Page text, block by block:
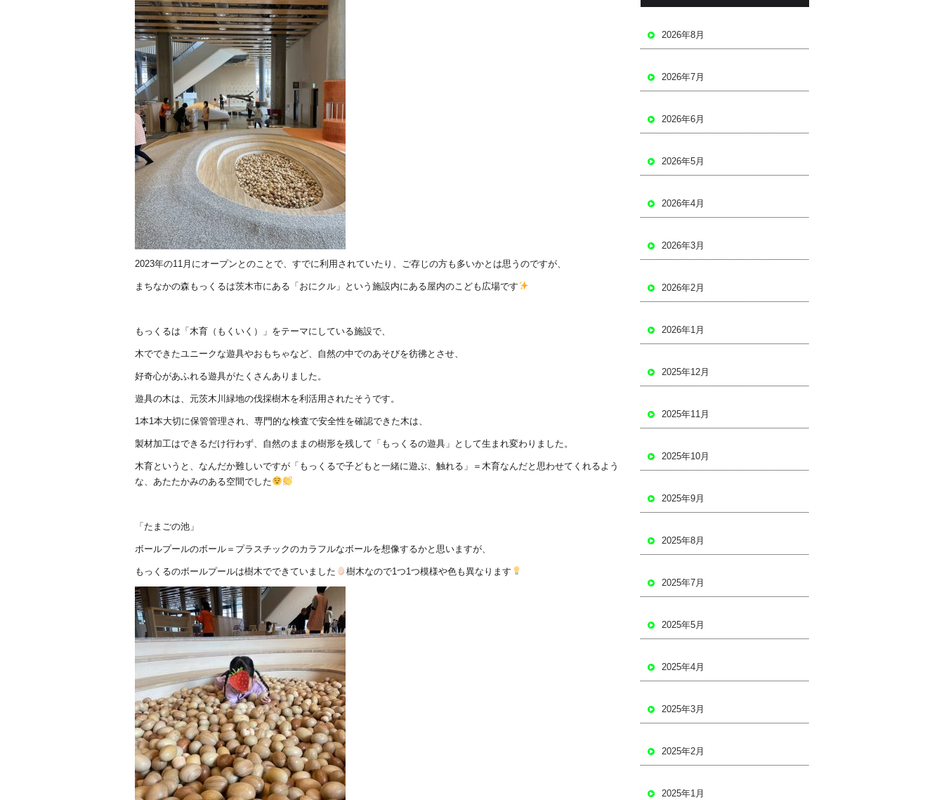
2023年の11月にオープンとのことで、すでに利用されていたり、ご存じの方も多いかとは思うのですが、
まちなかの森もっくるは茨木市にある「おにクル」という施設内にある屋内のこども広場です
もっくるは「木育（もくいく）」をテーマにしている施設で、
木でできたユニークな遊具やおもちゃなど、自然の中でのあそびを彷彿とさせ、
好奇心があふれる遊具がたくさんありました。
遊具の木は、元茨木川緑地の伐採樹木を利活用されたそうです。
1本1本大切に保管管理され、専門的な検査で安全性を確認できた木は、
製材加工はできるだけ行わず、自然のままの樹形を残して「もっくるの遊具」として生まれ変わりました。
木育というと、なんだか難しいですが「もっくるで子どもと一緒に遊ぶ、触れる」＝木育なんだと思わせてくれるよう
な、あたたかみのある空間でした
「たまごの池」
ボールプールのボール＝プラスチックのカラフルなボールを想像するかと思いますが、
もっくるのボールプールは樹木でできていました 樹木なので1つ1つ模様や色も異なります
2026年8月
2026年7月
2026年6月
2026年5月
2026年4月
2026年3月
2026年2月
2026年1月
2025年12月
2025年11月
2025年10月
2025年9月
2025年8月
2025年7月
2025年5月
2025年4月
2025年3月
2025年2月
2025年1月